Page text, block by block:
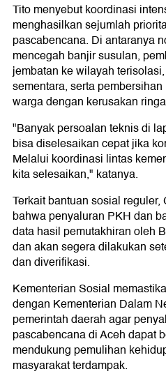
Tito menyebut koordinasi
menghasilkan sejumlah
pascabencana. Di antaranya
mencegah banjir susulan,
jembatan ke wilayah
sementara, serta
warga dengan kerusakan
"Banyak persoalan teknis di
bisa diselesaikan cepat jika
Melalui koordinasi lintas
kita selesaikan," katanya.
Terkait bantuan sosial
bahwa penyaluran PKH dan
data hasil pemutakhiran oleh
dan akan segera dilakukan
dan diverifikasi.
Kementerian Sosial
dengan Kementerian Dalam
pemerintah daerah agar
pascabencana di Aceh dapat
mendukung pemulihan
masyarakat terdampak.